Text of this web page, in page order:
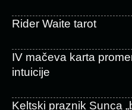
Rider Waite tarot
IV mačeva karta
intuicije
Keltski praznik Sunca